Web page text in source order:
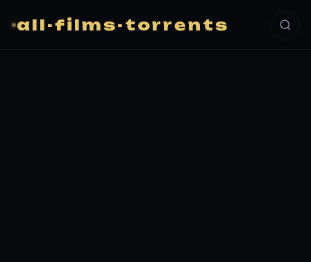
all-films-torrents